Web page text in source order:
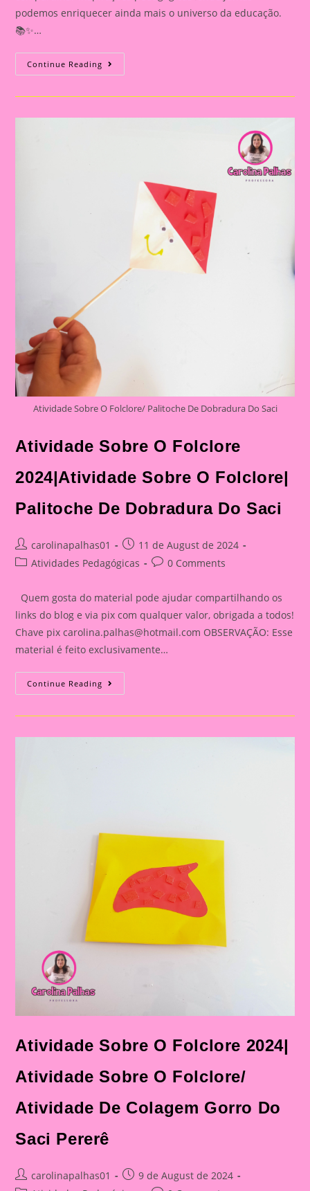
podemos enriquecer ainda mais o universo da educação.
📚✨…
Continue Reading Atividade
Sobre
Caixa
Atividade Sobre O Folclore/ Palitoche De Dobradura Do Saci
Atividade Sobre O Folclore
2024|Atividade Sobre O Folclore|
Palitoche De Dobradura Do Saci
Post
author:
carolinapalhas01
Post
published:
11 de August de 2024
PostAtividades Pedagógicas
Post0 Comments
Quem gosta do material pode ajudar compartilhando os
links do blog e via pix com qualquer valor, obrigada a todos!
Chave pixcarolina.palhas@hotmail.com OBSERVAÇÃO: Esse
material é feito exclusivamente…
Continue Reading Atividade
Sobre
Folclore
Atividade Sobre O Folclore 2024|
Atividade Sobre O Folclore/
Atividade De Colagem Gorro Do
Saci Pererê
Postcarolinapalhas01
Post9 de August de 2024